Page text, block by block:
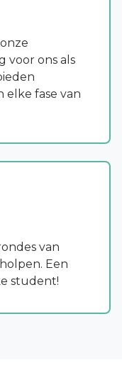
voor ons als
elke fase van
van
Een
student!